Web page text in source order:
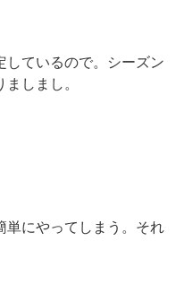
ているので。シーズン
しまし。
にやってしまう。それ